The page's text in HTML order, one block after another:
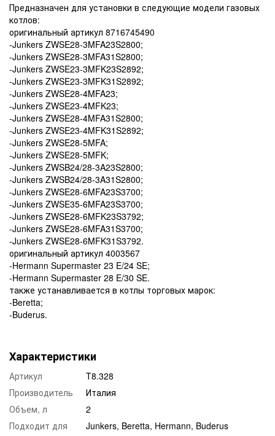
Предназначен для установки в следующие модели газовых
котлов:
оригинальный артикул 8716745490
-Junkers ZWSE28-3MFA23S2800;
-Junkers ZWSE28-3MFA31S2800;
-Junkers ZWSE23-3MFK23S2892;
-Junkers ZWSE23-3MFK31S2892;
-Junkers ZWSE28-4MFA23;
-Junkers ZWSE23-4MFK23;
-Junkers ZWSE28-4MFA31S2800;
-Junkers ZWSE23-4MFK31S2892;
-Junkers ZWSE28-5MFA;
-Junkers ZWSE28-5MFK;
-Junkers ZWSB24/28-3A23S2800;
-Junkers ZWSB24/28-3A31S2800;
-Junkers ZWSE28-6MFA23S3700;
-Junkers ZWSE35-6MFA23S3700;
-Junkers ZWSE28-6MFK23S3792;
-Junkers ZWSE28-6MFA31S3700;
-Junkers ZWSE28-6MFK31S3792.
оригинальный артикул 4003567
-Hermann Supermaster 23 E/24 SE;
-Hermann Supermaster 28 E/30 SE.
также устанавливается в котлы торговых марок:
-Beretta;
-Buderus.
Характеристики
Артикул
T8.328
Производитель
Италия
Объем, л
2
Подходит для
Junkers, Beretta, Hermann, Buderus